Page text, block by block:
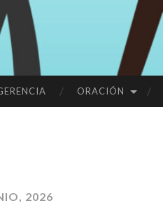
ORACIÓN
2026